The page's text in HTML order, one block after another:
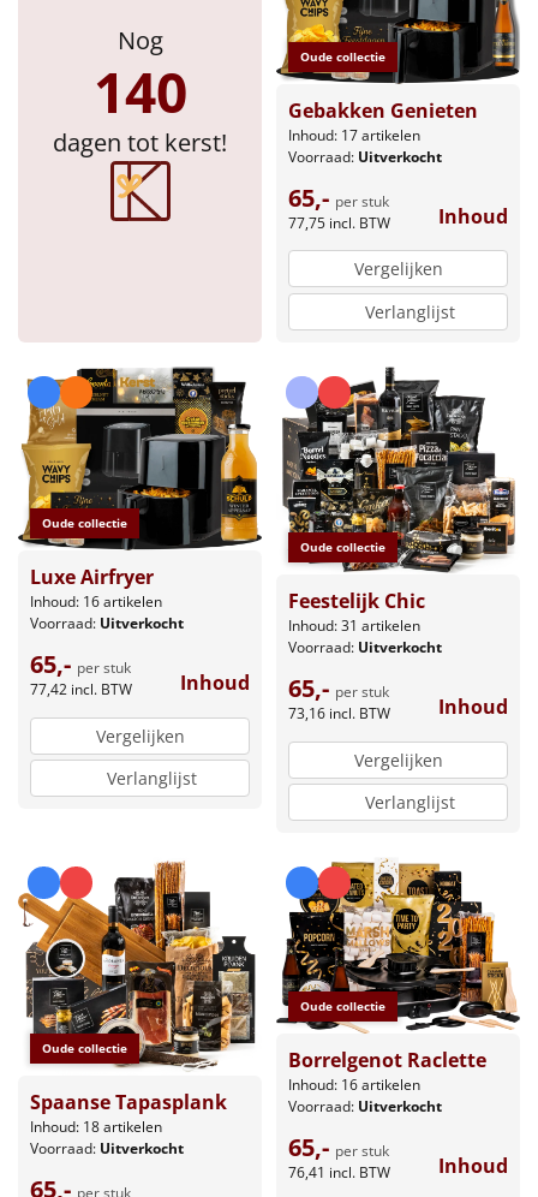
Nog
140
dagen tot kerst!
Oude collectie
Gebakken Genieten
Inhoud: 17 artikelen
Voorraad: Uitverkocht
65,- per stuk
77,75 incl. BTW Inhoud
Vergelijken
Verlanglijst
Oude collectie
Luxe Airfryer
Inhoud: 16 artikelen
Voorraad: Uitverkocht
65,- per stuk
77,42 incl. BTW Inhoud
Vergelijken
Verlanglijst
Oude collectie
Feestelijk Chic
Inhoud: 31 artikelen
Voorraad: Uitverkocht
65,- per stuk
73,16 incl. BTW Inhoud
Vergelijken
Verlanglijst
Oude collectie
Spaanse Tapasplank
Inhoud: 18 artikelen
Voorraad: Uitverkocht
65,- per stuk
Oude collectie
Borrelgenot Raclette
Inhoud: 16 artikelen
Voorraad: Uitverkocht
65,- per stuk
76,41 incl. BTW Inhoud